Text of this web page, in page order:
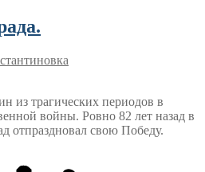
из трагических периодов в
войны. Ровно 82 лет назад в
отпраздновал свою Победу.